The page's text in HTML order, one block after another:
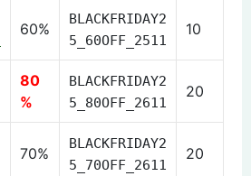
60%
BLACKFRIDAY2
5_60OFF_2511
10
80
%
BLACKFRIDAY2
5_80OFF_2611
20
70%
BLACKFRIDAY2
5_70OFF_2611
20